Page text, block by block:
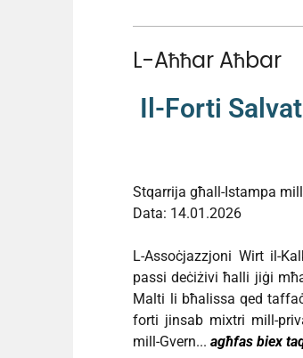
L-Aħħar Aħbar
Il-Forti
Stqarrija għall-Istampa
Data: 14.01.2026
L-Assoċjazzjoni Wirt il-
passi deċiżivi ħalli jiġi
Malti li bħalissa qed
forti jinsab mixtri mill-
mill-Gvern...agħfas biex